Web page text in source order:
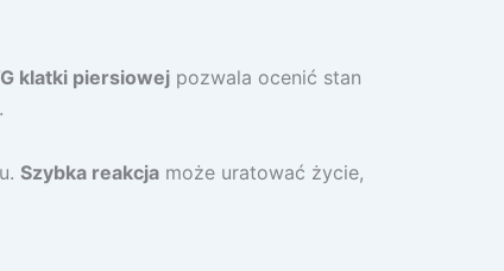
klatki piersiowej pozwala ocenić stan
.
Szybka reakcja może uratować życie,